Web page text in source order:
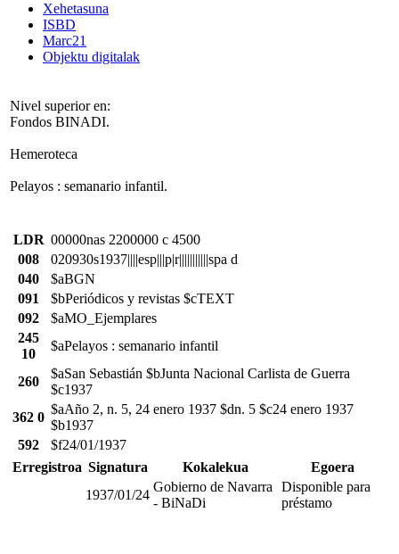
Xehetasuna
ISBD
Marc21
Objektu digitalak
Nivel superior en:
Fondos BINADI.
Hemeroteca
Pelayos : semanario infantil.
LDR 00000nas 2200000 c 4500
008
020930s1937||||esp|||p|r|||||||||||spa d
040
$aBGN
091
$bPeriódicos y revistas $cTEXT
092
$aMO_Ejemplares
245
10
$aPelayos : semanario infantil
260
$aSan Sebastián $bJunta Nacional Carlista de Guerra
$c1937
362 0
$aAño 2, n. 5, 24 enero 1937 $dn. 5 $c24 enero 1937
$b1937
592
$f24/01/1937
Erregistroa Signatura Kokalekua
Egoera
1937/01/24
Gobierno de Navarra
- BiNaDi
Disponible para
préstamo